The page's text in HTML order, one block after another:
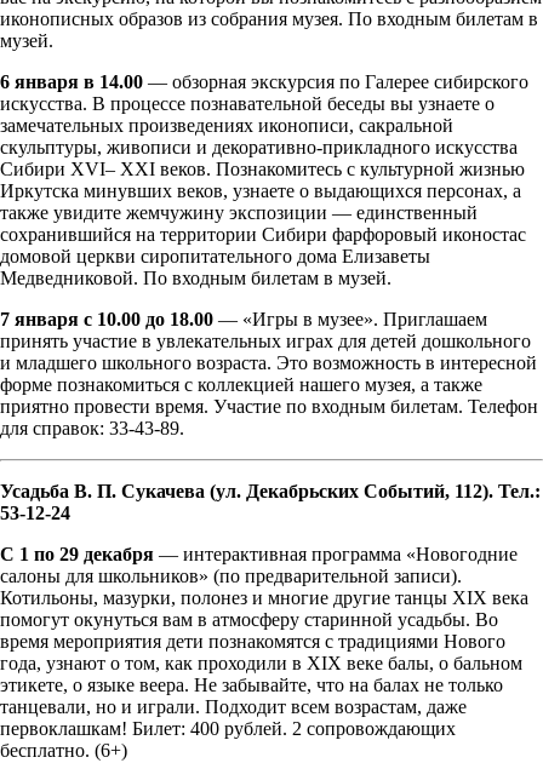
иконописных образов из собрания музея. По входным билетам в
музей.
6 января в 14.00 — обзорная экскурсия по Галерее сибирского
искусства. В процессе познавательной беседы вы узнаете о
замечательных произведениях иконописи, сакральной
скульптуры, живописи и декоративно-прикладного искусства
Сибири XVI– XXI веков. Познакомитесь с культурной жизнью
Иркутска минувших веков, узнаете о выдающихся персонах, а
также увидите жемчужину экспозиции — единственный
сохранившийся на территории Сибири фарфоровый иконостас
домовой церкви сиропитательного дома Елизаветы
Медведниковой. По входным билетам в музей.
7 января с 10.00 до 18.00 — «Игры в музее». Приглашаем
принять участие в увлекательных играх для детей дошкольного
и младшего школьного возраста. Это возможность в интересной
форме познакомиться с коллекцией нашего музея, а также
приятно провести время. Участие по входным билетам. Телефон
для справок: 33-43-89.
Усадьба В. П. Сукачева (ул. Декабрьских Событий, 112). Тел.:
53-12-24
С 1 по 29 декабря — интерактивная программа «Новогодние
салоны для школьников» (по предварительной записи).
Котильоны, мазурки, полонез и многие другие танцы XIX века
помогут окунуться вам в атмосферу старинной усадьбы. Во
время мероприятия дети познакомятся с традициями Нового
года, узнают о том, как проходили в XIX веке балы, о бальном
этикете, о языке веера. Не забывайте, что на балах не только
танцевали, но и играли. Подходит всем возрастам, даже
первоклашкам! Билет: 400 рублей. 2 сопровождающих
бесплатно. (6+)